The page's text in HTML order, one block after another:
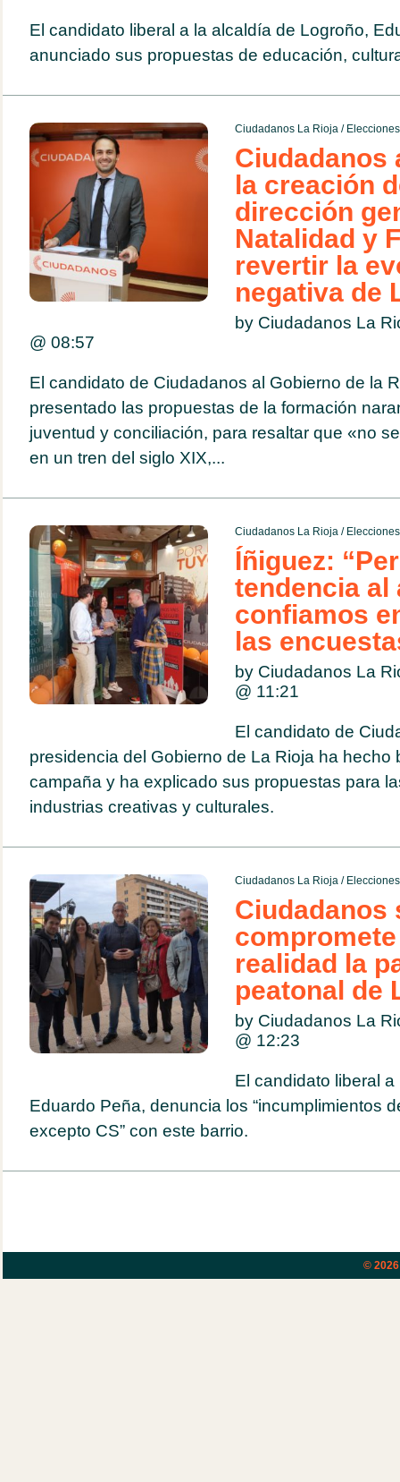
El candidato liberal a la alcaldía de Logroño,
anunciado sus propuestas de educación,
Ciudadanos La Rioja/
Ciudadanos
la creación
dirección
Natalidad y
revertir la
negativa de
by Ciudadanos La
@ 08:57
El candidato de Ciudadanos al Gobierno de la
presentado las propuestas de la formación
juventud y conciliación, para resaltar que «no
en un tren del siglo XIX,...
Ciudadanos La Rioja/
Íñiguez:
tendencia al
confiamos
las
by Ciudadanos La
@ 11:21
El candidato de
presidencia del Gobierno de La Rioja ha hecho
campaña y ha explicado sus propuestas para
industrias creativas y culturales.
Ciudadanos La Rioja/
Ciudadanos
realidad la
peatonal de
by Ciudadanos La
@ 12:23
El candidato liberal
Eduardo Peña, denuncia los “incumplimientos
excepto CS” con este barrio.
©